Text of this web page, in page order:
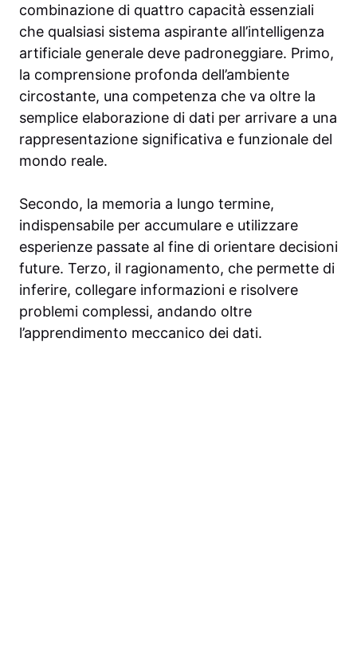
combinazione di quattro capacità essenziali
che qualsiasi sistema aspirante all’intelligenza
artificiale generale deve padroneggiare. Primo,
la comprensione profonda dell’ambiente
circostante, una competenza che va oltre la
semplice elaborazione di dati per arrivare a una
rappresentazione significativa e funzionale del
mondo reale.
Secondo, la memoria a lungo termine,
indispensabile per accumulare e utilizzare
esperienze passate al fine di orientare decisioni
future. Terzo, il ragionamento, che permette di
inferire, collegare informazioni e risolvere
problemi complessi, andando oltre
l’apprendimento meccanico dei dati.